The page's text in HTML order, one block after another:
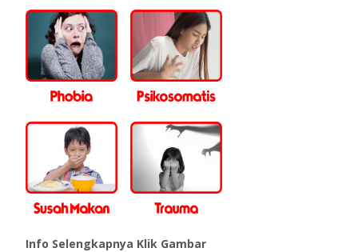
Info Selengkapnya Klik Gambar